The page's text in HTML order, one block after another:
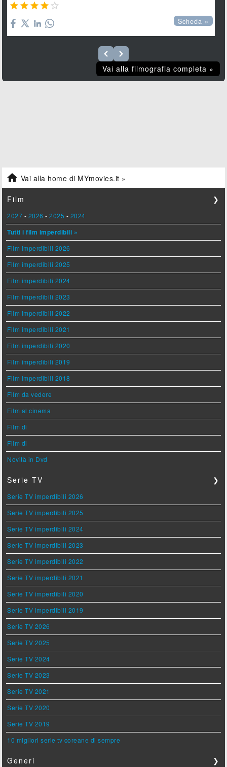
    
Scheda »
Vai alla filmografia completa »
 Vai alla home di MYmovies.it »
Film ❯
2027 - 2026 -2025 - 2024
Tutti i film imperdibili »
Film imperdibili 2026
Film imperdibili 2025
Film imperdibili 2024
Film imperdibili 2023
Film imperdibili 2022
Film imperdibili 2021
Film imperdibili 2020
Film imperdibili 2019
Film imperdibili 2018
Film da vedere
Film al cinema
Film di
Film di
Novità in Dvd
Serie TV ❯
Serie TV imperdibili 2026
Serie TV imperdibili 2025
Serie TV imperdibili 2024
Serie TV imperdibili 2023
Serie TV imperdibili 2022
Serie TV imperdibili 2021
Serie TV imperdibili 2020
Serie TV imperdibili 2019
Serie TV 2026
Serie TV 2025
Serie TV 2024
Serie TV 2023
Serie TV 2021
Serie TV 2020
Serie TV 2019
10 migliori serie tv coreane di sempre
Generi ❯